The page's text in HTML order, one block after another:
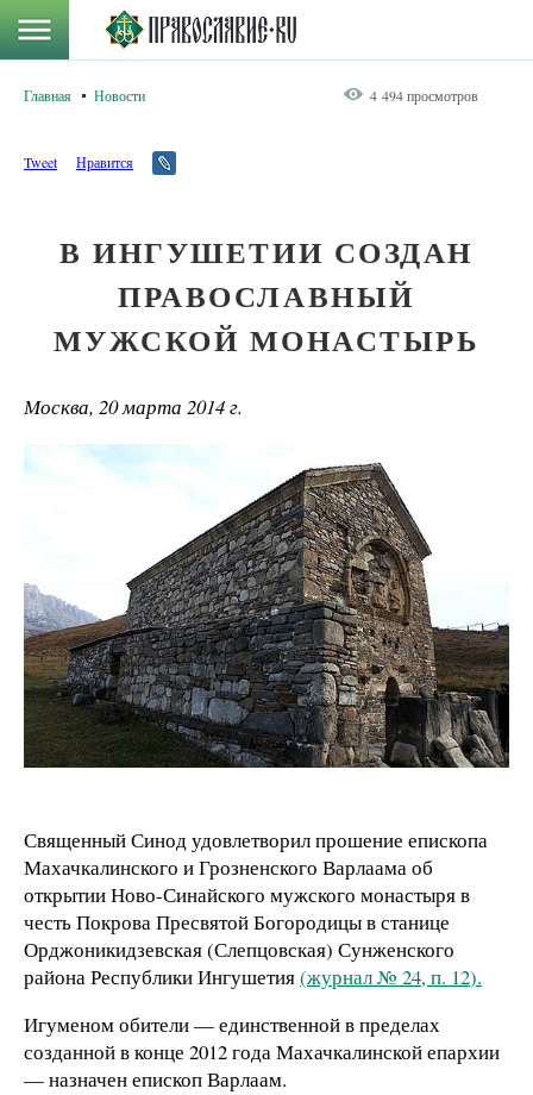
Главная Новости 4 494 просмотров
Tweet Нравится
В ИНГУШЕТИИ СОЗДАН
ПРАВОСЛАВНЫЙ
МУЖСКОЙ МОНАСТЫРЬ
Москва, 20 марта 2014 г.
Священный Синод удовлетворил прошение епископа
Махачкалинского и Грозненского Варлаамаоб
открытии Ново-Синайского мужского монастыря в
честь Покрова Пресвятой Богородицы в станице
Орджоникидзевская (Слепцовская) Сунженского
района Республики Ингушетия(журнал № 24, п. 12).
Игуменом обители — единственной в пределах
созданной в конце 2012 года Махачкалинской епархии
— назначен епископ Варлаам.